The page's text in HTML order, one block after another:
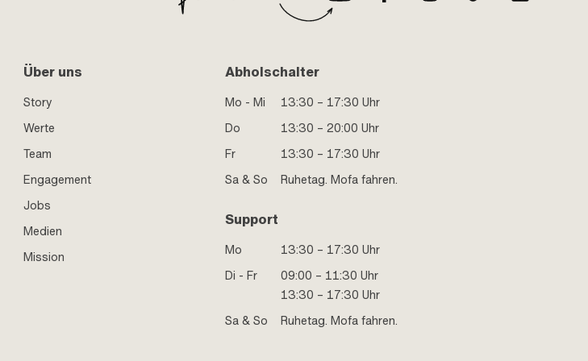
Über uns
Story
Werte
Team
Engagement
Jobs
Medien
Mission
Abholschalter
Mo - Mi
13:30 – 17:30 Uhr
Do
13:30 – 20:00 Uhr
Fr
13:30 – 17:30 Uhr
Sa & So
Ruhetag. Mofa fahren.
Support
Mo
13:30 – 17:30 Uhr
Di - Fr
09:00 – 11:30 Uhr
13:30 – 17:30 Uhr
Sa & So
Ruhetag. Mofa fahren.